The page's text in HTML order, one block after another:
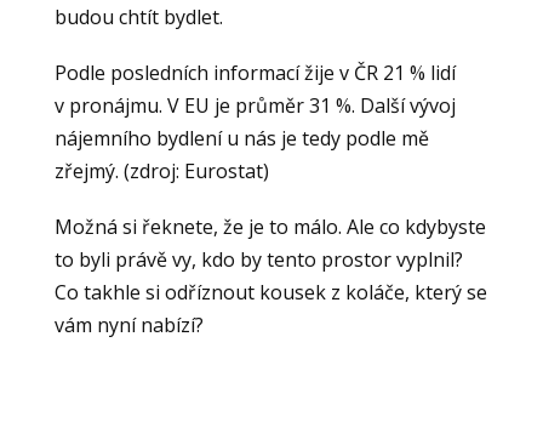
budou chtít bydlet.
Podle posledních informací žije v ČR 21 % lidí
v pronájmu. V EU je průměr 31 %. Další vývoj
nájemního bydlení u nás je tedy podle mě
zřejmý. (zdroj: Eurostat)
Možná si řeknete, že je to málo. Ale co kdybyste
to byli právě vy, kdo by tento prostor vyplnil?
Co takhle si odříznout kousek z koláče, který se
vám nyní nabízí?